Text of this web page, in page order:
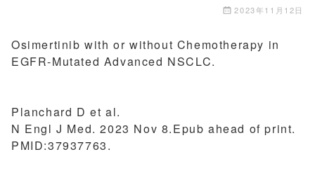
2023年11月12日
Osimertinib with or without Chemotherapy in
EGFR-Mutated Advanced NSCLC.
Planchard D et al.
N Engl J Med. 2023 Nov 8.Epub ahead of print.
PMID:37937763.